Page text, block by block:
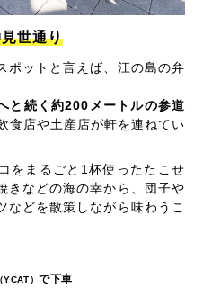
世通り
ポットと言えば、江の島の弁
と続く約200メートルの参道
食店や土産店が軒を連ねてい
をまるごと1杯使ったたこせ
きなどの海の幸から、団子や
などを散策しながら味わうこ
YCAT）で下車